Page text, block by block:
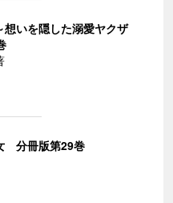
想いを隠した溺愛ヤクザ
分冊版第29巻